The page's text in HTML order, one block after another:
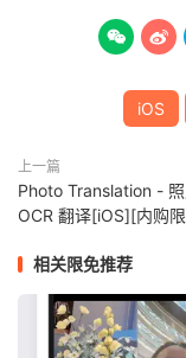
 
iOS
上一篇
Photo Translation -
OCR 翻译[iOS][内购
相关限免推荐